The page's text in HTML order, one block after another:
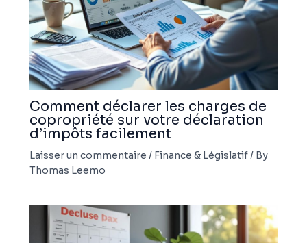
Comment déclarer les charges de
copropriété sur votre déclaration
d’impôts facilement
Laisser un commentaire / Finance & Législatif/ By
Thomas Leemo